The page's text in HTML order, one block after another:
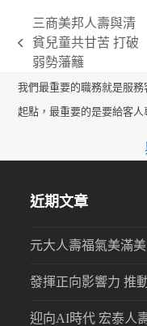
previous
post:
三商美邦人壽與清
貧兒童共甘苦 打破
弱勢藩籬
我們最重要的職務就是服
起點，最重要的是要給客人
近期文章
元大人壽福氣美滿
發揮正向影響力 推
迎向AI時代 宏泰人